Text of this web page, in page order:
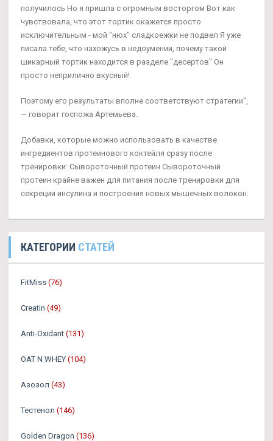
получилось Но я пришла с огромным восторгом Вот как
чувствовала, что этот тортик окажется просто
исключительным - мой "нюх" сладкоежки не подвел Я уже
писала тебе, что нахожусь в недоумении, почему такой
шикарный тортик находится в разделе "десертов" Он
просто неприлично вкусный!
Поэтому его результаты вполне соответствуют стратегии",
— говорит госпожа Артемьева.
Добавки, которые можно использовать в качестве
ингредиентов протеинового коктейля сразу после
тренировки: Сывороточный протеин Сывороточный
протеин крайне важен для питания после тренировки для
секреции инсулина и построения новых мышечных волокон.
КАТЕГОРИИ СТАТЕЙ
FitMiss (76)
Creatin (49)
Anti-Oxidant (131)
OAT N WHEY (104)
Азозол (43)
Тестенол (146)
Golden Dragon (136)